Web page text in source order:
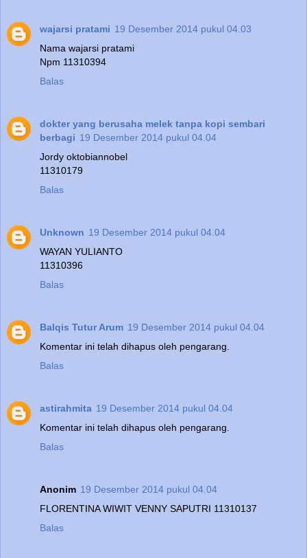
wajarsi pratami 19 Desember 2014 pukul 04.03
Nama wajarsi pratami
Npm 11310394
Balas
dokter yang berusaha melek tanpa kopi sembari
berbagi 19 Desember 2014 pukul 04.04
Jordy oktobiannobel
11310179
Balas
Unknown 19 Desember 2014 pukul 04.04
WAYAN YULIANTO
11310396
Balas
Balqis Tutur Arum 19 Desember 2014 pukul 04.04
Komentar ini telah dihapus oleh pengarang.
Balas
astirahmita 19 Desember 2014 pukul 04.04
Komentar ini telah dihapus oleh pengarang.
Balas
Anonim 19 Desember 2014 pukul 04.04
FLORENTINA WIWIT VENNY SAPUTRI 11310137
Balas